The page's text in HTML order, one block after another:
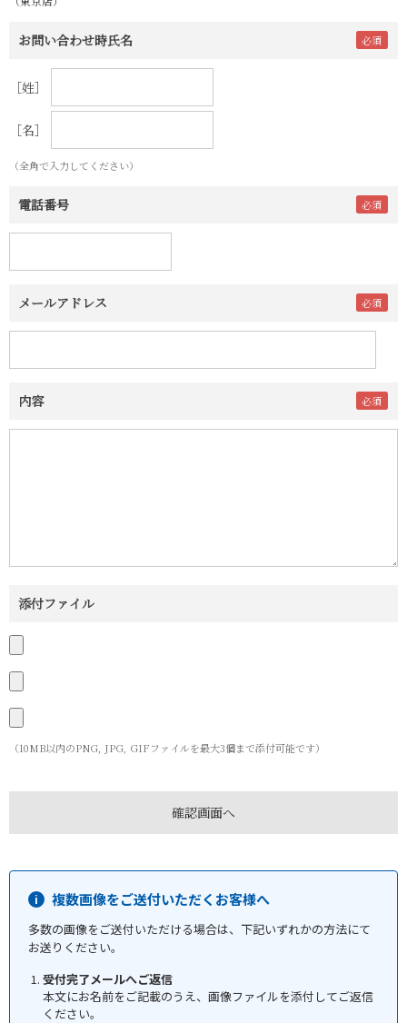
お問い合わせ時氏名
［姓］
［名］
（全角で入力してください）
電話番号
メールアドレス
内容
添付ファイル
（10MB以内のPNG, JPG, GIFファイルを最大3個まで添付可能です）
複数画像をご送付いただくお客様へ
多数の画像をご送付いただける場合は、下記いずれかの方法にて
お送りください。
受付完了メールへご返信
本文にお名前をご記載のうえ、画像ファイルを添付してご返信
ください。